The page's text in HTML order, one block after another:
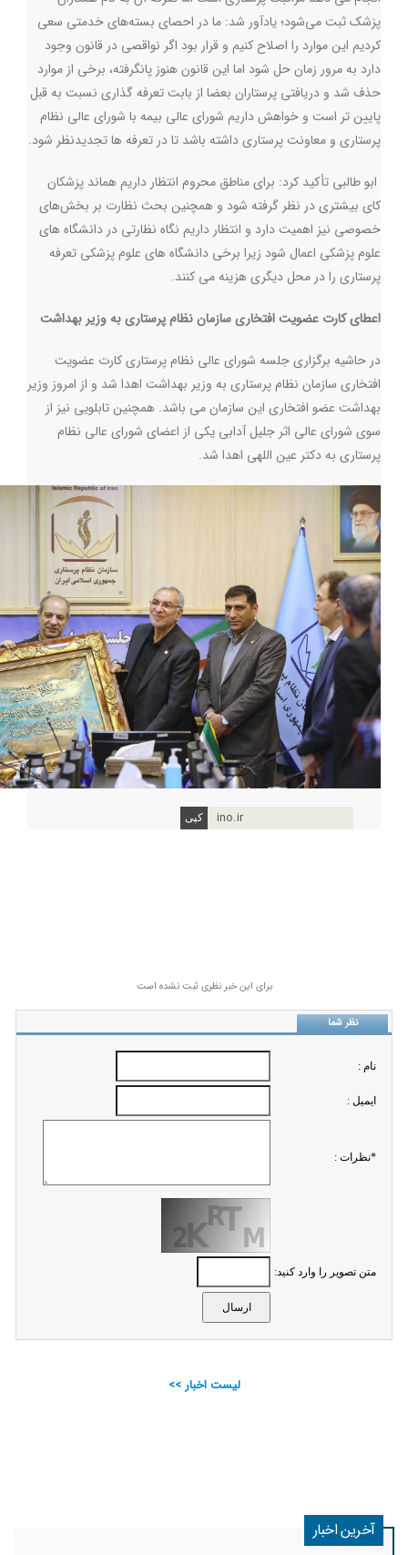
پزشک ثبت می‌شود؛ یادآور شد: ما در احصای بسته‌های خدمتی سعی
کردیم این موارد را اصلاح کنیم و قرار بود اگر نواقصی در قانون وجود
دارد به مرور زمان حل شود اما این قانون هنوز پانگرفته، برخی از موارد
حذف شد و دریافتی پرستاران بعضا از بابت تعرفه گذاری نسبت به قبل
پایین تر است و خواهش داریم شورای عالی بیمه با شورای عالی نظام
پرستاری و معاونت پرستاری داشته باشد تا در تعرفه ها تجدیدنظر شود.
ابو طالبی تأکید کرد: برای مناطق محروم انتظار داریم هماند پزشکان
کای بیشتری در نظر گرفته شود و همچنین بحث نظارت بر بخش‌های
خصوصی نیز اهمیت دارد و انتظار داریم نگاه نظارتی در دانشگاه های
علوم پزشکی اعمال شود زیرا برخی دانشگاه های علوم پزشکی تعرفه
پرستاری را در محل دیگری هزینه می کنند.
اعطای کارت عضویت افتخاری سازمان نظام پرستاری به وزیر بهداشت
در حاشیه برگزاری جلسه شورای عالی نظام پرستاری کارت عضویت
افتخاری سازمان نظام پرستاری به وزیر بهداشت اهدا شد و از امروز وزیر
بهداشت عضو افتخاری این سازمان می باشد. همچنین تابلویی نیز از
سوی شورای عالی اثر جلیل آدابی یکی از اعضای شورای عالی نظام
پرستاری به دکتر عین اللهی اهدا شد.
ino.ir
برای این خبر نظری ثبت نشده است
نظر شما
نام :
ايميل :
*نظرات :
متن تصویر را وارد کنید:
لیست اخبار >>
آخرین اخبار